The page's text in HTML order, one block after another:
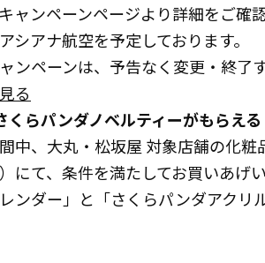
ャンペーンページより詳細をご確
シアナ航空を予定しております。
ンペーンは、予告なく変更・終了
る
くらパンダノベルティーがもらえる
中、大丸・松坂屋 対象店舗の化
にて、条件を満たしてお買いあげ
ンダー」と「さくらパンダアクリ